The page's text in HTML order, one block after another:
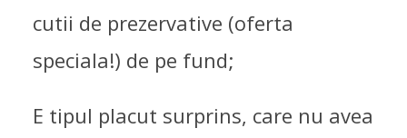
cutii de prezervative (oferta
speciala!) de pe fund;
E tipul placut surprins, care nu avea